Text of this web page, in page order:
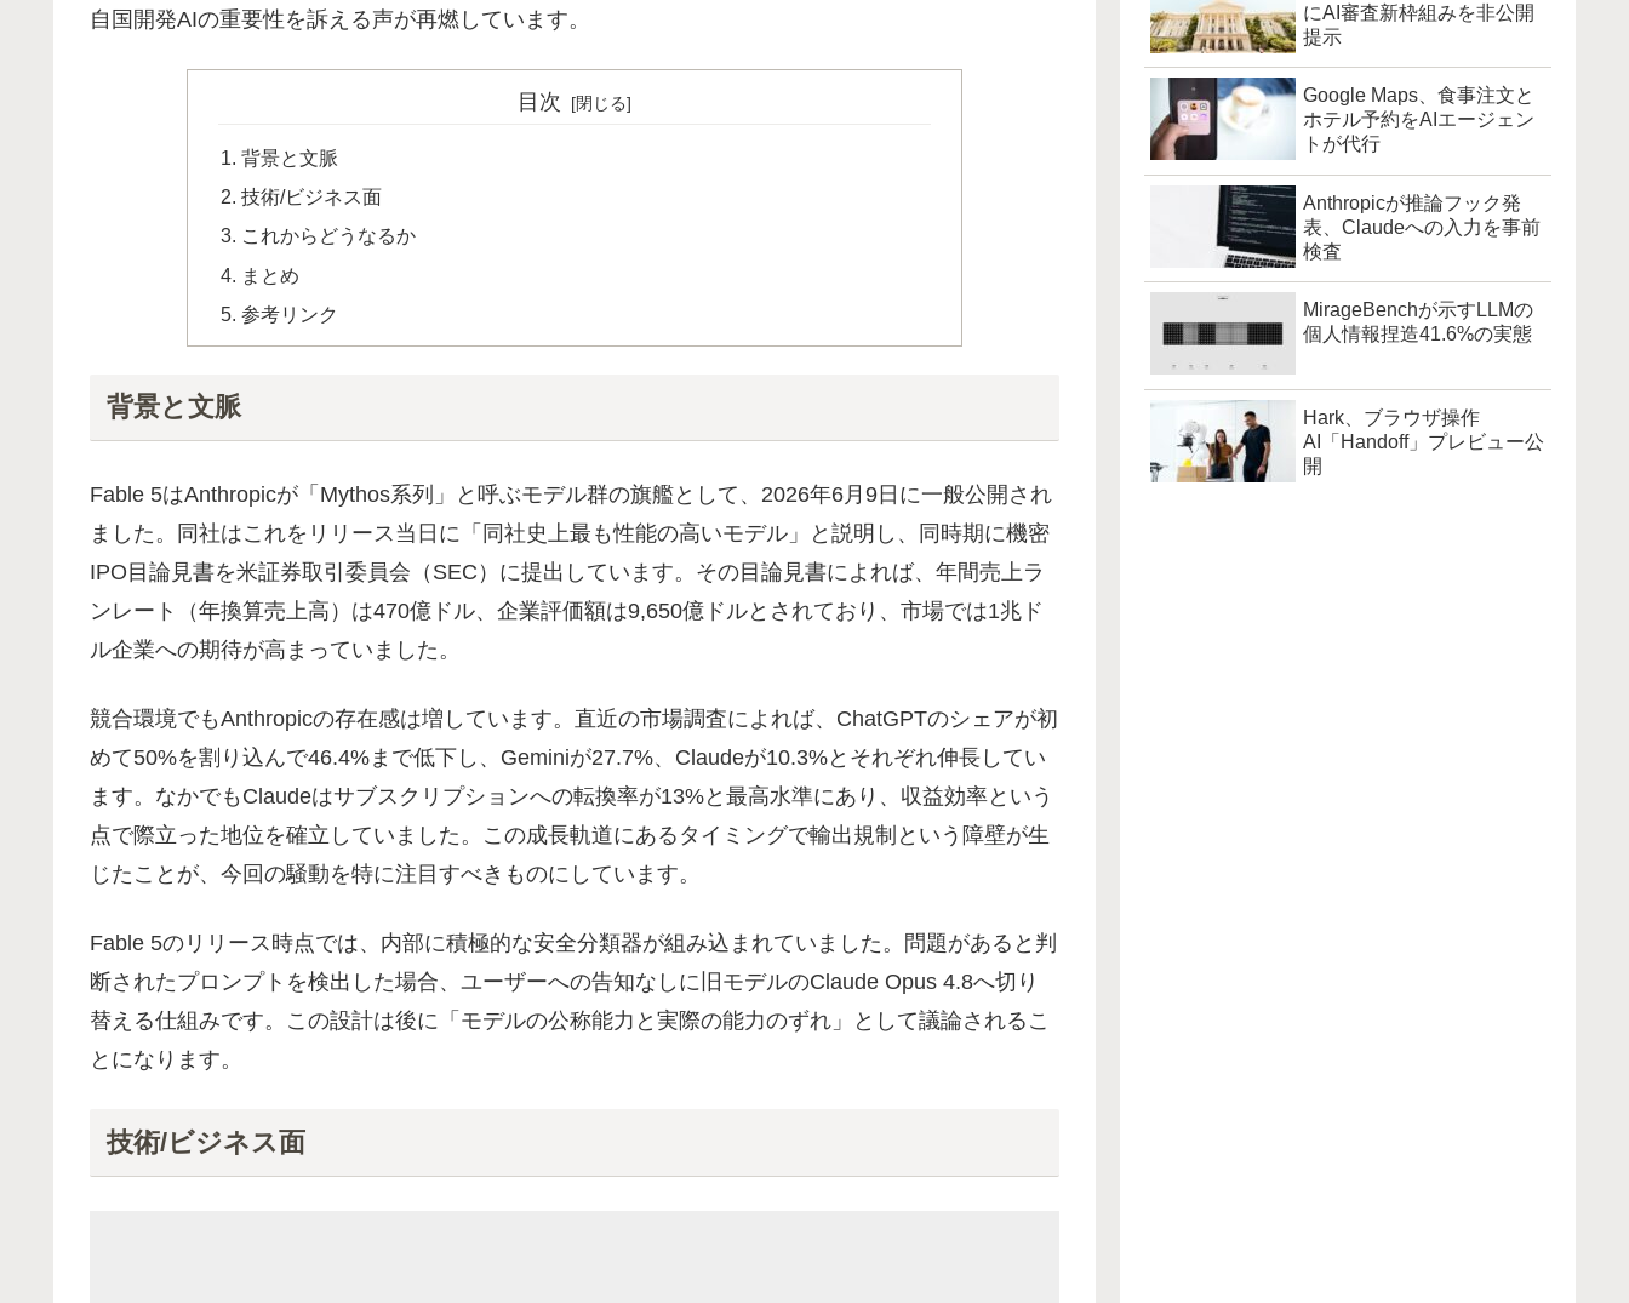
自国開発AIの重要性を訴える声が再燃しています。
目次
背景と文脈
技術/ビジネス面
これからどうなるか
まとめ
参考リンク
背景と文脈
Fable 5はAnthropicが「Mythos系列」と呼ぶモデル群の旗艦として、2026年6月9日に一般公開され
ました。同社はこれをリリース当日に「同社史上最も性能の高いモデル」と説明し、同時期に機密
IPO目論見書を米証券取引委員会（SEC）に提出しています。その目論見書によれば、年間売上ラ
ンレート（年換算売上高）は470億ドル、企業評価額は9,650億ドルとされており、市場では1兆ド
ル企業への期待が高まっていました。
競合環境でもAnthropicの存在感は増しています。直近の市場調査によれば、ChatGPTのシェアが初
めて50%を割り込んで46.4%まで低下し、Geminiが27.7%、Claudeが10.3%とそれぞれ伸長してい
ます。なかでもClaudeはサブスクリプションへの転換率が13%と最高水準にあり、収益効率という
点で際立った地位を確立していました。この成長軌道にあるタイミングで輸出規制という障壁が生
じたことが、今回の騒動を特に注目すべきものにしています。
Fable 5のリリース時点では、内部に積極的な安全分類器が組み込まれていました。問題があると判
断されたプロンプトを検出した場合、ユーザーへの告知なしに旧モデルのClaude Opus 4.8へ切り
替える仕組みです。この設計は後に「モデルの公称能力と実際の能力のずれ」として議論されるこ
とになります。
技術/ビジネス面
にAI審査新枠組みを非公開
提示
Google Maps、食事注文と
ホテル予約をAIエージェン
トが代行
Anthropicが推論フック発
表、Claudeへの入力を事前
検査
MirageBenchが示すLLMの
個人情報捏造41.6%の実態
Hark、ブラウザ操作
AI「Handoff」プレビュー公
開